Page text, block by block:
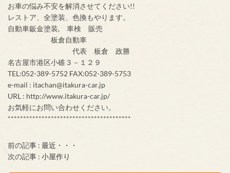
お車の悩み不安を解消させてください!!
レストア、全塗装、色換もやります。
自動車鈑金塗装, 車検 販売
板倉自動車
代表 板倉 政勝
名古屋市港区小碓３－１２９
TEL:052-389-5752 FAX:052-389-5753
e-mail : itachan@itakura-car.jp
URL : http://www.itakura-car.jp/
お気軽にお問い合わせください。
****************************************
前の記事 : 最近・・・
次の記事 : 小屋作り